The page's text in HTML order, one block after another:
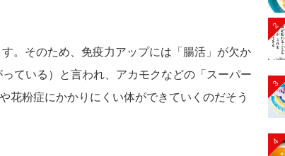
。そのため、免疫力アップには「腸活」が欠か
ている）と言われ、アカモクなどの「スーパー
花粉症にかかりにくい体ができていくのだそう
2
3
4